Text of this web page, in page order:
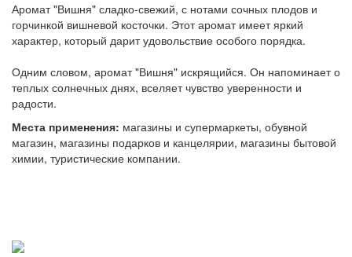
Аромат "Вишня" сладко-свежий, с нотами сочных плодов и
горчинкой вишневой косточки. Этот аромат имеет яркий
характер, который дарит удовольствие особого порядка.
Одним словом, аромат "Вишня" искрящийся. Он напоминает о
теплых солнечных днях, вселяет чувство уверенности и
радости.
Места применения: магазины и супермаркеты, обувной
магазин, магазины подарков и канцелярии, магазины бытовой
химии, туристические компании.